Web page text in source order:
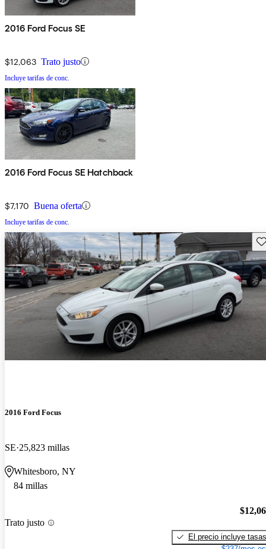
2016 Ford Focus SE
$12,063 Trato justo
Incluye tarifas de conc.
2016 Ford Focus SE Hatchback
$7,170 Buena oferta
Incluye tarifas de conc.
2016 Ford Focus
SE 25,823 millas
Whitesboro, NY
84 millas
Trato justo
El precio incluye tasas